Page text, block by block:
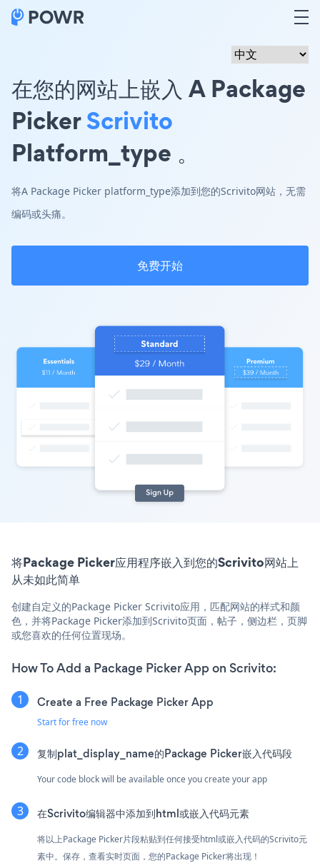
在您的网站上嵌入 A Package
PickerScrivito
Platform_type 。
将A Package Picker platform_type添加到您的Scrivito网站，无需
编码或头痛。
免费开始
将Package Picker应用程序嵌入到您的Scrivito网站上
从未如此简单
创建自定义的Package Picker Scrivito应用，匹配网站的样式和颜
色，并将Package Picker添加到Scrivito页面，帖子，侧边栏，页脚
或您喜欢的任何位置现场。
How To Add a Package Picker App on Scrivito:
Create a Free Package Picker App
Start for free now
复制plat_display_name的Package Picker嵌入代码段
Your code block will be available once you create your app
在Scrivito编辑器中添加到html或嵌入代码元素
将以上Package Picker片段粘贴到任何接受html或嵌入代码的Scrivito元
素中。保存，查看实时页面，您的Package Picker将出现！